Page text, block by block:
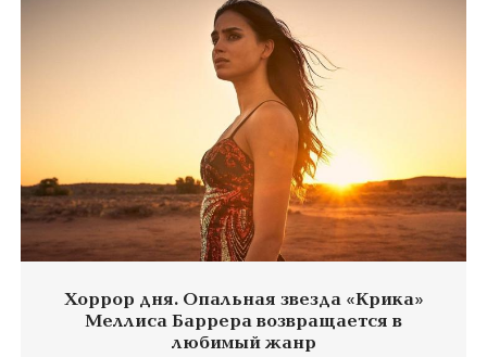
Хоррор дня. Опальная звезда «Крика»
Меллиса Баррера возвращается в
любимый жанр